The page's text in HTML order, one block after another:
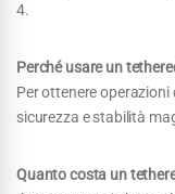
4.
Perché usare un
Per ottenere
sicurezza e stabilità
Quanto costa un